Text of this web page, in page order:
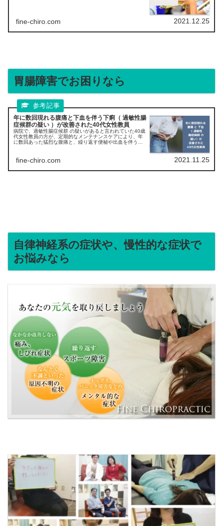
い改善が得られないでお困りなら、神経の誤作動記憶から
身体の働きを取り戻すケアを選択肢に考えてみませんか？
fine-chiro.com 2021.12.25
胃腸障害でお困りなら
年に数回現れる腹痛と下血を伴う下痢（ 過敏性腸
症候群の疑い ）が改善された40代女性教員
病院で、過敏性腸症候群 の疑いがあると言われていた40歳
代女性教員の方が、定期的なメンテナンスケアにより、年
に数回あった猛烈な腹痛と、繰り返す便秘や出血を伴う下
fine-chiro.com 2021.11.25
自律神経系の症状や、慢性的な症状で
お悩みなら